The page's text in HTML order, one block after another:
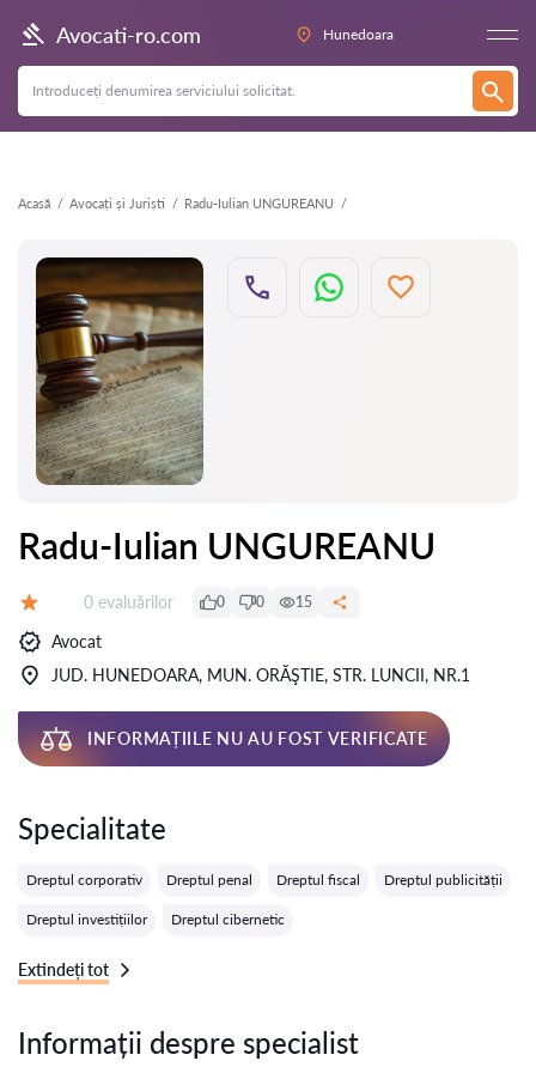
Avocati-ro.com Hunedoara
Acasă Avocați și Juriști Radu-Iulian UNGUREANU
Înapoi
Radu-Iulian UNGUREANU
Evaluărilor:
0 evaluărilor 0 0 15
Avocat
JUD. HUNEDOARA, MUN. ORĂŞTIE, STR. LUNCII, NR.1
INFORMAȚIILE NU AU FOST VERIFICATE
Specialitate
Dreptul corporativ Dreptul penal Dreptul fiscal Dreptul publicității
Dreptul investițiilor Dreptul cibernetic
Extindeți tot
Informații despre specialist